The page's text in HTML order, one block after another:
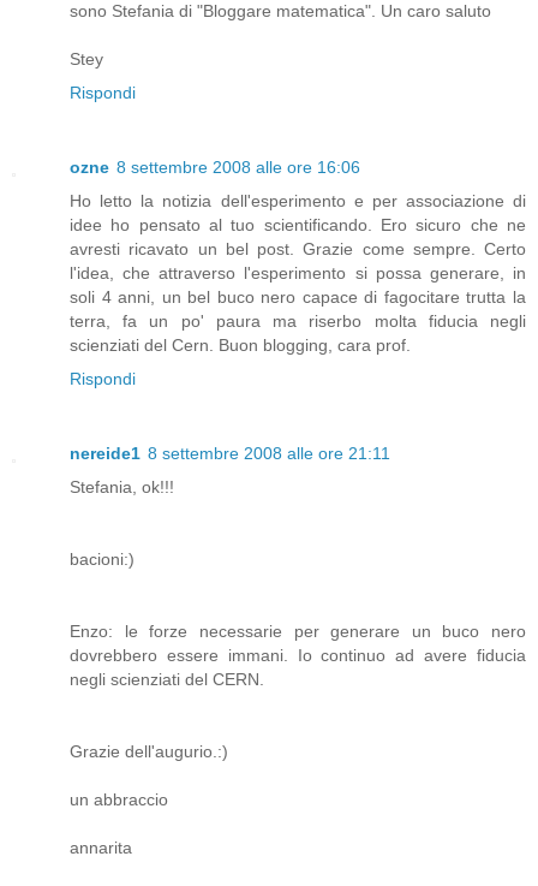
sono Stefania di "Bloggare matematica". Un caro saluto
Stey
Rispondi
ozne 8 settembre 2008 alle ore 16:06
Ho letto la notizia dell'esperimento e per associazione di
idee ho pensato al tuo scientificando. Ero sicuro che ne
avresti ricavato un bel post. Grazie come sempre. Certo
l'idea, che attraverso l'esperimento si possa generare, in
soli 4 anni, un bel buco nero capace di fagocitare trutta la
terra, fa un po' paura ma riserbo molta fiducia negli
scienziati del Cern. Buon blogging, cara prof.
Rispondi
nereide1 8 settembre 2008 alle ore 21:11
Stefania, ok!!!
bacioni:)
Enzo: le forze necessarie per generare un buco nero
dovrebbero essere immani. Io continuo ad avere fiducia
negli scienziati del CERN.
Grazie dell'augurio.:)
un abbraccio
annarita